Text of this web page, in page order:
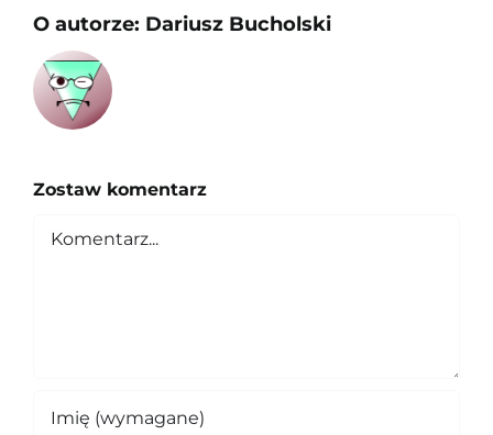
O autorze: Dariusz Bucholski
Zostaw komentarz